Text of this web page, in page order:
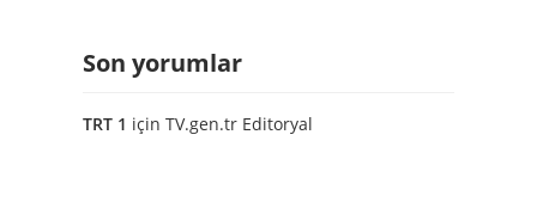
Son yorumlar
TRT 1 için TV.gen.tr Editoryal